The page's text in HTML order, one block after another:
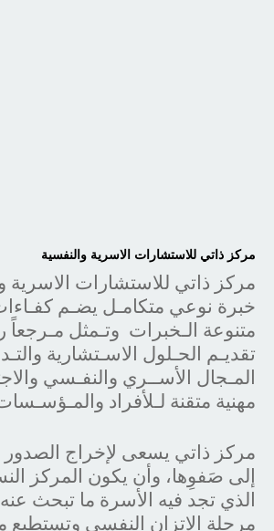
مركز ذاتي للاستشارات الاسرية والنفسية
‬مهنية‭ ‬متقنة‭ ‬لـلأفراد‭ ‬والمـؤسـسات‭ ‬الـمعنية‭.‬